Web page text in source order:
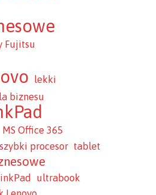
Fujitsu
lekki
biznesu
MS Office 365
szybki procesor tablet
ultrabook